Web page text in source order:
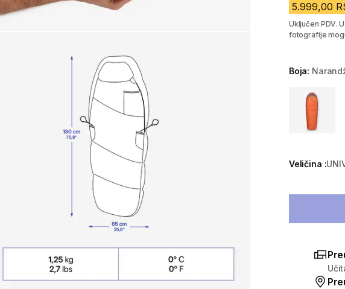
5.999,00
Uključen PDV.
fotografije
Boja:
Choose a
Veličina :